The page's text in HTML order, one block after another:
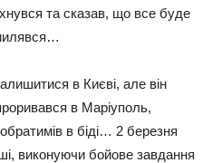
та сказав, що все буде
в Києві, але він
в Маріуполь,
в біді… 2 березня
виконуючи бойове завдання